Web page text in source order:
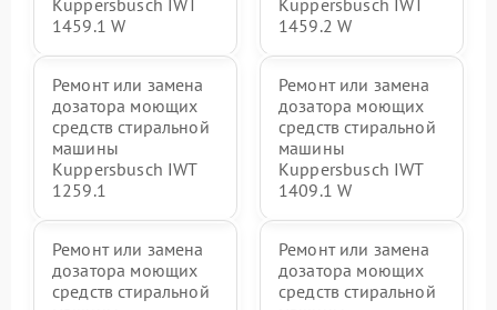
Kuppersbusch IWT
1459.1 W
Kuppersbusch IWT
1459.2 W
Ремонт или замена
дозатора моющих
средств стиральной
машины
Kuppersbusch IWT
1259.1
Ремонт или замена
дозатора моющих
средств стиральной
машины
Kuppersbusch IWT
1409.1 W
Ремонт или замена
дозатора моющих
средств стиральной
Ремонт или замена
дозатора моющих
средств стиральной